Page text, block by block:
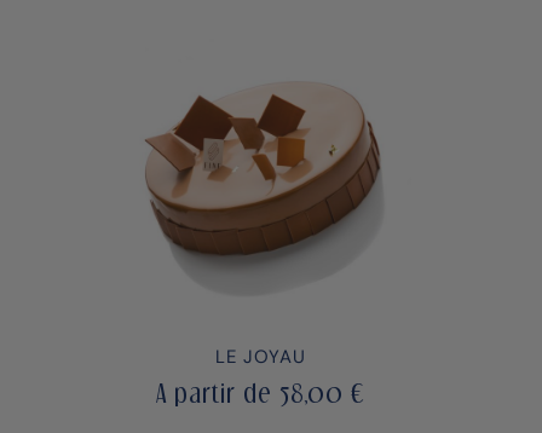
LE JOYAU
A partir de 58,00 €